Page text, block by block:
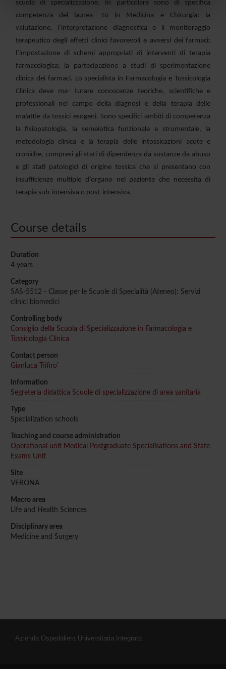
nostri partner che si occupano di analisi dei dati web,
pubblicità e social media, i quali potrebbero combinarle
con altre informazioni che hai fornito loro o che hanno
raccolto dal tuo utilizzo dei loro servizi.
scuola di specializzazione. In particolare sono di specifica
competenza del laurea- to in Medicina e Chirurgia: la
valutazione, l’interpretazione diagnostica e il monitoraggio
terapeutico degli effetti clinici favorevoli e avversi dei farmaci;
l’impostazione di schemi appropriati di interventi di terapia
farmacologica; la partecipazione a studi di sperimentazione
clinica dei farmaci. Lo specialista in Farmacologia e Tossicologia
Clinica deve ma- turare conoscenze teoriche, scientifiche e
professionali nel campo della diagnosi e della terapia delle
malattie da tossici esogeni. Sono specifici ambiti di competenza
la fisiopatologia, la semeiotica funzionale e strumentale, la
metodologia clinica e la terapia delle intossicazioni acute e
croniche, compresi gli stati di dipendenza da sostanze da abuso
e gli stati patologici di origine tossica che si presentano con
insufficienze multiple d’organo nel paziente che necessita di
terapia sub-intensiva o post-intensiva.
Course details
Duration
4 years
Category
SAS-5512 - Classe per le Scuole di Specialità (Ateneo): Servizi
clinici biomedici
Controlling body
Consiglio della Scuola di Specializzazione in Farmacologia e
Tossicologia Clinica
Contact person
Gianluca Trifiro'
Information
Segreteria didattica Scuole di specializzazione di area sanitaria
Type
Specialization schools
Teaching and course administration
Operational unit Medical Postgraduate Specialisations and State
Exams Unit
Site
VERONA
Macro area
Life and Health Sciences
Disciplinary area
Medicine and Surgery
Azienda Ospedaliera Universitaria Integrata